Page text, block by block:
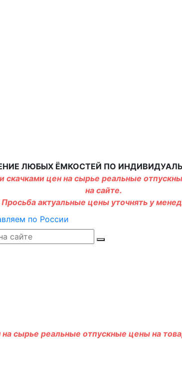
ЛЮБЫХ ЁМКОСТЕЙ ПО
цен на сырье реальные
на сайте.
Просьба актуальные цены уточнять у
сырье реальные отпускные цены на